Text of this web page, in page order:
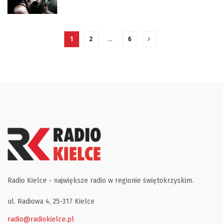
1 2 … 6
Radio Kielce - największe radio w regionie świętokrzyskim.
ul. Radiowa 4, 25-317 Kielce
radio@radiokielce.pl